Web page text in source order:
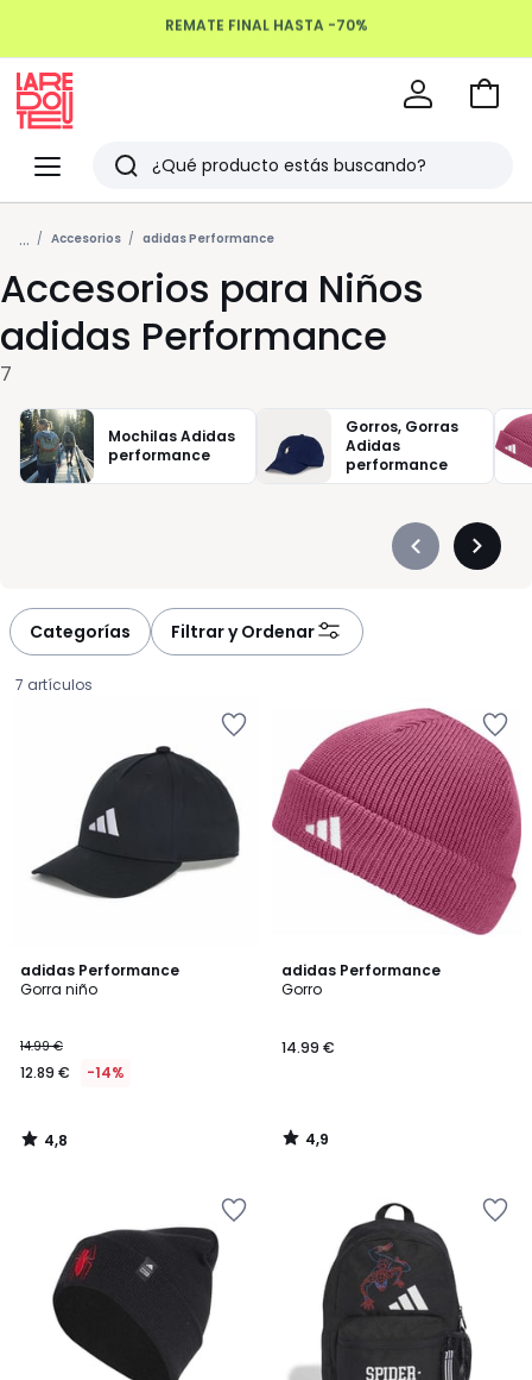
Menu
Redoute
Buscar
Últimos
artículos
vistos
Ir
... Accesorios adidas Performance
Accesorios para Niños
adidas Performance
7
Mochilas Adidas
performance
Gorros, Gorras
Adidas
performance
Précédent
Categorías Filtrar y Ordenar
7 artículos
adidas Performance
Gorra niño
€
en
de
14.99
aplicado.
14.99 €
12.89 € -14%
4,8
/ 5
4,8
/
adidas Performance
Gorro
14.99 €
4,9
/ 5
4,9
/